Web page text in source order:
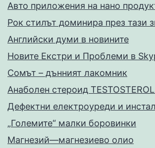
Авто приложения на нано
Рок стилът доминира през тази
Английски думи в новините
Новите Екстри и Проблеми в
Сомът – дънният лакомник
Анаболен стероид
Дефектни електроуреди и
„Големите“ малки боровинки
Магнезий—магнезиево олио